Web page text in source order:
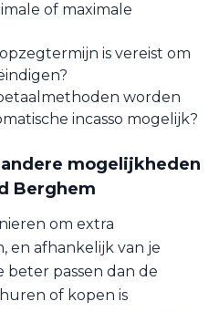
of maximale
is vereist om
worden
incasso mogelijk?
mogelijkheden
Berghem
om extra
en afhankelijk van je
beter passen dan de
of kopen is